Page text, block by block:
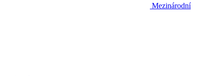
Mezinárodní